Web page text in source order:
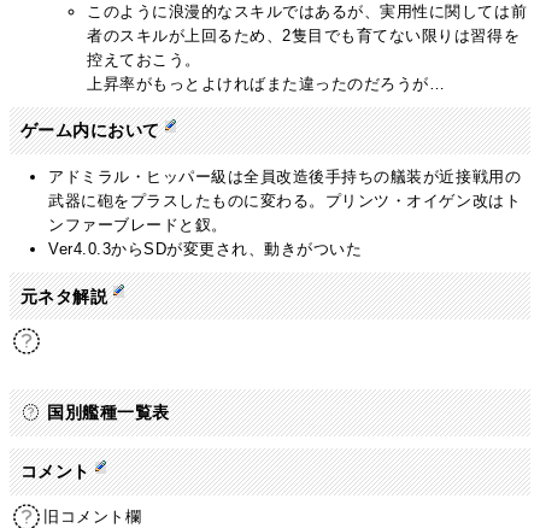
このように浪漫的なスキルではあるが、実用性に関しては前
者のスキルが上回るため、2隻目でも育てない限りは習得を
控えておこう。
上昇率がもっとよければまた違ったのだろうが…
ゲーム内において
アドミラル・ヒッパー級は全員改造後手持ちの艤装が近接戦用の
武器に砲をプラスしたものに変わる。プリンツ・オイゲン改はト
ンファーブレードと釵。
Ver4.0.3からSDが変更され、動きがついた
元ネタ解説
国別艦種一覧表
コメント
旧コメント欄